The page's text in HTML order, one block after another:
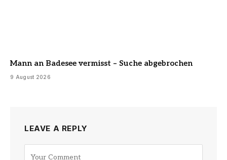
Mann an Badesee vermisst – Suche abgebrochen
9 August 2026
LEAVE A REPLY